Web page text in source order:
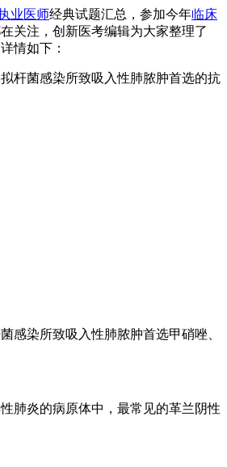
业医师经典试题汇总，参加今年临床
关注，创新医考编辑为大家整理了
情如下：
杆菌感染所致吸入性肺脓肿首选的抗
感染所致吸入性肺脓肿首选甲硝唑、
肺炎的病原体中，最常见的革兰阴性